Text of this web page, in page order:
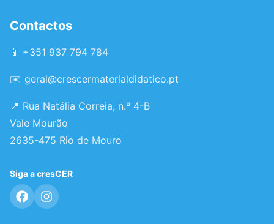
Contactos
📱 +351 937 794 784
✉️ geral@crescermaterialdidatico.pt
📍 Rua Natália Correia, n.º 4-B
Vale Mourão
2635-475 Rio de Mouro
Siga a cresCER